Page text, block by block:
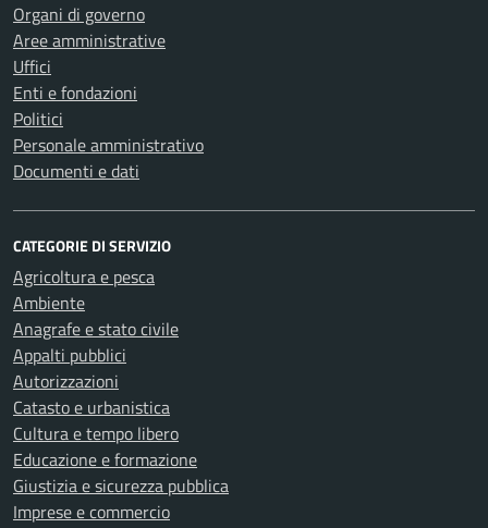
Organi di governo
Aree amministrative
Uffici
Enti e fondazioni
Politici
Personale amministrativo
Documenti e dati
CATEGORIE DI SERVIZIO
Agricoltura e pesca
Ambiente
Anagrafe e stato civile
Appalti pubblici
Autorizzazioni
Catasto e urbanistica
Cultura e tempo libero
Educazione e formazione
Giustizia e sicurezza pubblica
Imprese e commercio